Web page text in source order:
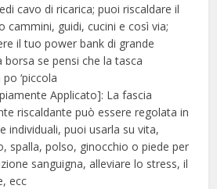
cavo di ricarica; puoi riscaldare il
cammini, guidi, cucini e così via;
il tuo power bank di grande
borsa se pensi che la tasca
‘piccola
Applicato]: La fascia
riscaldante può essere regolata in
individuali, puoi usarla su vita,
spalla, polso, ginocchio o piede per
sanguigna, alleviare lo stress, il
ecc